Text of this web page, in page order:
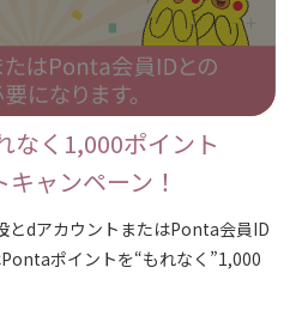
なく1,000ポイント
ャンペーン！
とdアカウントまたはPonta会員ID
ポイントを“もれなく”1,000